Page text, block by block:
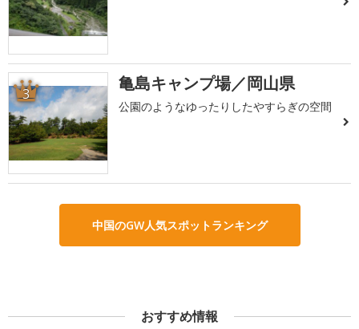
3 亀島キャンプ場／岡山県
公園のようなゆったりしたやすらぎの空間
中国のGW人気スポットランキング
おすすめ情報